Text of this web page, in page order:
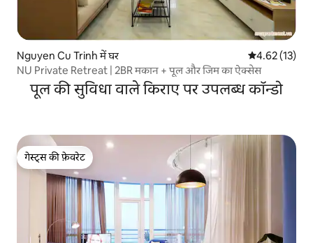
Nguyen Cu Trinh में घर औसत रेटिंग 5 में
4.62 (13)
NU Private Retreat | 2BR मकान + पूल और जिम का ऐक्सेस
पूल की सुविधा वाले किराए पर उपलब्ध कॉन्डो
गेस्ट्स की फ़ेवरेट
गेस्ट्स की फ़ेवरेट